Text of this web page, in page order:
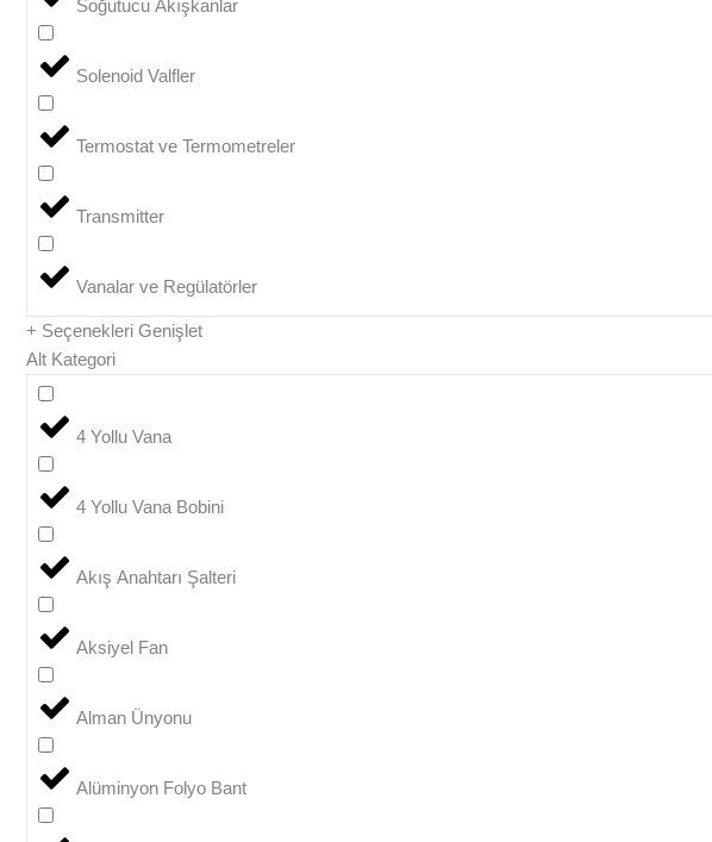
Soğutucu Akışkanlar
Solenoid Valfler
Termostat ve Termometreler
Transmitter
Vanalar ve Regülatörler
+ Seçenekleri Genişlet
Alt Kategori
4 Yollu Vana
4 Yollu Vana Bobini
Akış Anahtarı Şalteri
Aksiyel Fan
Alman Ünyonu
Alüminyon Folyo Bant